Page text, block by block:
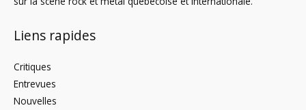
Liens rapides
Critiques
Entrevues
Nouvelles